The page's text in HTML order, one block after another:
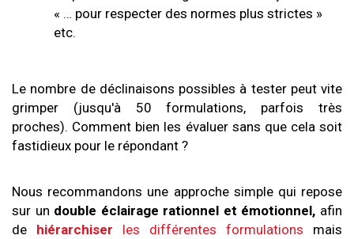
« … pour respecter des normes plus strictes »
etc.
Le nombre de déclinaisons possibles à tester peut vite
grimper (jusqu'à 50 formulations, parfois très
proches). Comment bien les évaluer sans que cela soit
fastidieux pour le répondant ?
Nous recommandons une approche simple qui repose
sur un double éclairage rationnel et émotionnel, afin
de hiérarchiser les différentes formulations mais